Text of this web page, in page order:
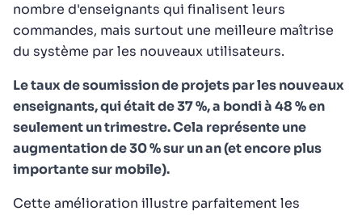
nombre d'enseignants qui finalisent leurs
commandes, mais surtout une meilleure maîtrise
du système par les nouveaux utilisateurs.
Le taux de soumission de projets par les nouveaux
enseignants, qui était de 37 %, a bondi à 48 % en
seulement un trimestre. Cela représente une
augmentation de 30 % sur un an (et encore plus
importante sur mobile).
Cette amélioration illustre parfaitement les